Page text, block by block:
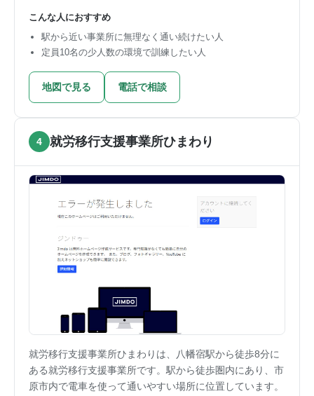
こんな人におすすめ
駅から近い事業所に無理なく通い続けたい人
定員10名の少人数の環境で訓練したい人
地図で見る 電話で相談
4 就労移行支援事業所ひまわり
就労移行支援事業所ひまわりは、八幡宿駅から徒歩8分に
ある就労移行支援事業所です。駅から徒歩圏内にあり、市
原市内で電車を使って通いやすい場所に位置しています。